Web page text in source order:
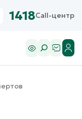
1418Call-центр